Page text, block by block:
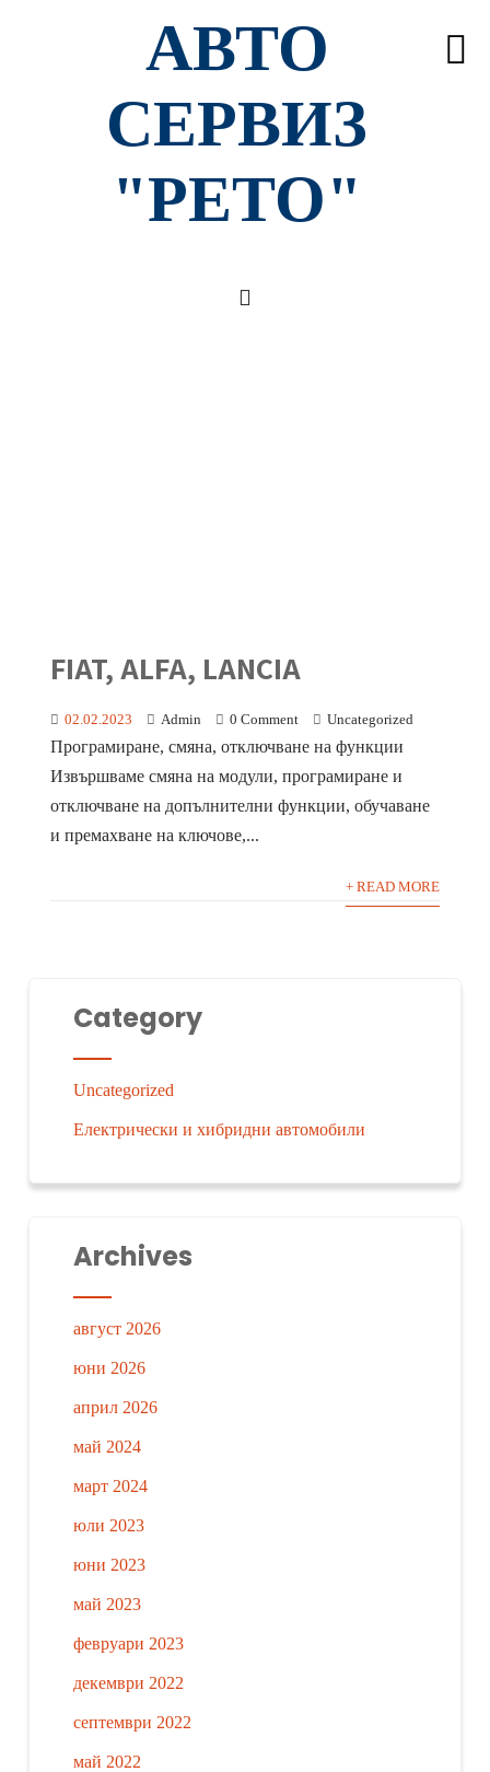
АВТО
СЕРВИЗ
"РЕТО"
FIAT, ALFA, LANCIA
02.02.2023 Admin 0 Comment Uncategorized
Програмиране, смяна, отключване на функции
Извършваме смяна на модули, програмиране и
отключване на допълнителни функции, обучаване
и премахване на ключове,...
+ READ MORE
Category
Uncategorized
Електрически и хибридни автомобили
Archives
август 2026
юни 2026
април 2026
май 2024
март 2024
юли 2023
юни 2023
май 2023
февруари 2023
декември 2022
септември 2022
май 2022